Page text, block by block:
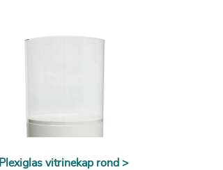
Plexiglas vitrinekap rond >